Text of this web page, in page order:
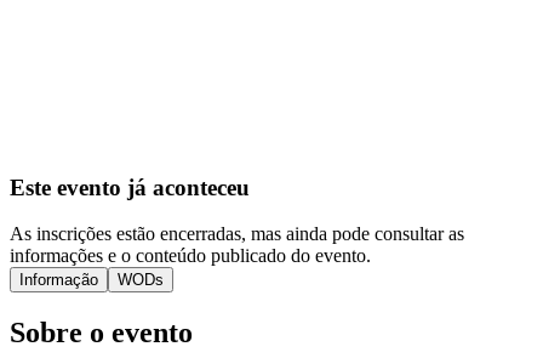
Este evento já aconteceu
As inscrições estão encerradas, mas ainda pode consultar as
informações e o conteúdo publicado do evento.
Informação WODs
Sobre o evento